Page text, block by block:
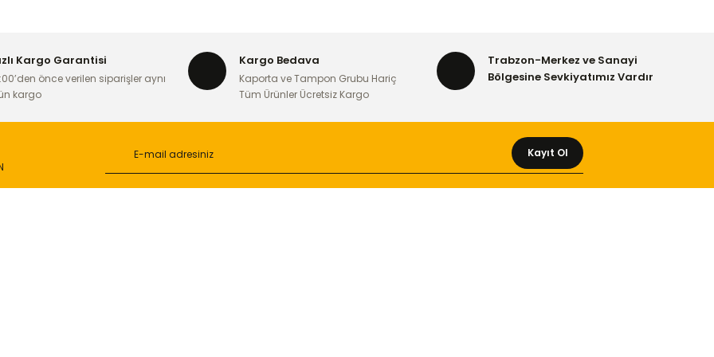
Kargo Garantisi
önce verilen siparişler aynı
kargo
Kargo Bedava
Kaporta ve Tampon Grubu Hariç
Tüm Ürünler Ücretsiz Kargo
Trabzon-Merkez ve Sanayi
Bölgesine Sevkiyatımız Vardır
Kayıt Ol